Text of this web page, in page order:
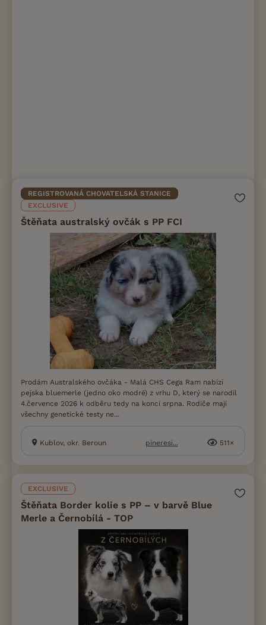
REGISTROVANÁ CHOVATELSKÁ STANICE
EXCLUSIVE
Štěňata australský ovčák s PP FCI
Prodám Australského ovčáka - Malá CHS Cega Ram nabízí
pejska bluemerle (jedno oko modré) z vrhu D, který se narodil
4.července 2026 k odběru tedy na konci srpna. Rodiče mají
všechny genetické testy ne...
Kublov, okr. Beroun pineresi... 511×
EXCLUSIVE
Štěňata Border kolie s PP – v barvě Blue
Merle a Černobílá - TOP